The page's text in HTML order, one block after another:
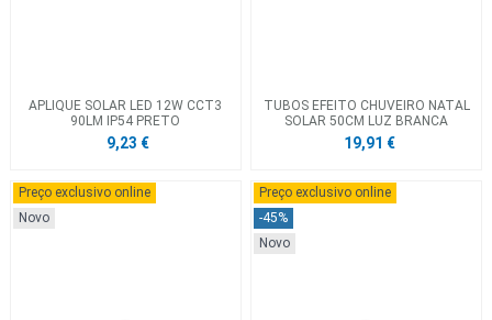
APLIQUE SOLAR LED 12W CCT3
90LM IP54 PRETO
9,23 €
TUBOS EFEITO CHUVEIRO NATAL
SOLAR 50CM LUZ BRANCA
19,91 €
Preço exclusivo online
Novo
Preço exclusivo online
-45%
Novo